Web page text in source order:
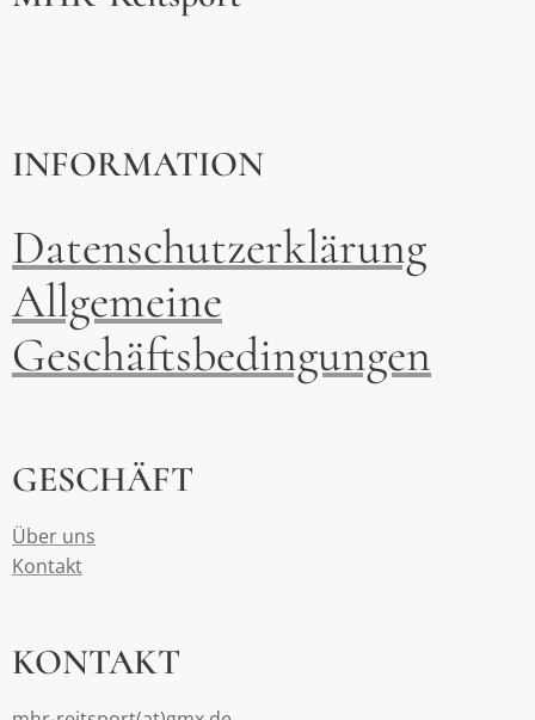
INFORMATION
Datenschutzerklärung
Allgemeine
Geschäftsbedingungen
GESCHÄFT
Über uns
Kontakt
KONTAKT